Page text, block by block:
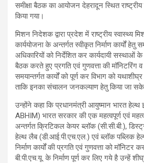
समीक्षा बैठक का आयोजन देहरादून स्थित
किया गया।
मिशन निदेशक द्वारा प्रदेश में राष्ट्रीय स्वास्थ्य
कार्ययोजना के अन्तर्गत स्वीकृत निर्माण कार्यों हेतु
अधिकारियों को निर्देशित कर कार्यदायी
बैठक करते हुए प्रगति एवं गुणवत्ता की
समयान्तर्गत कार्यों को पूर्ण कर विभाग को
ताकि इनका संचालन जनकल्याण हेतु किया जा
उन्होंने कहा कि प्रधानमंत्री आयुष्मान भारत
ABHIM) भारत सरकार की एक महत्वपूर्ण एवं
अन्तर्गत क्रिटिकल केयर ब्लॉक (सी.सी.बी.),
हेल्थ लैब (डी.आई.पी.एच.एल.) एवं ब्लॉक पब्लिक
निर्माण कार्यों की प्रगति एवं गुणवत्ता को मॉनिटर
बी.पी.एच.यू. के निर्माण पूर्ण कर लिए गये है उन्हें